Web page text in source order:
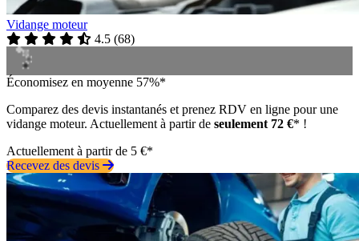
Vidange moteur
4.5 (68)
Économisez en moyenne 57%*
Comparez des devis instantanés et prenez RDV en ligne pour une
vidange moteur. Actuellement à partir de seulement 72 €* !
Actuellement à partir de 5 €*
Recevez des devis